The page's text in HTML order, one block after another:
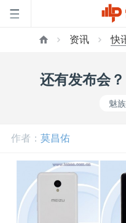
资讯 快
还有发布会
魅族
作者： 莫昌佑